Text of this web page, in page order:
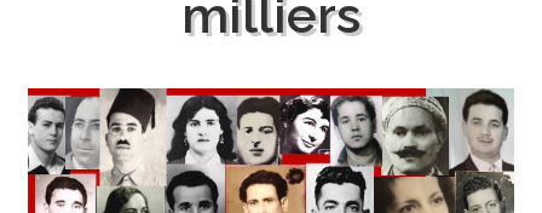
milliers